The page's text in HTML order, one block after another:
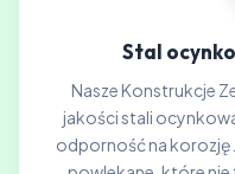
Stal
Nasze Konstrukcje
jakości stali
odporność na